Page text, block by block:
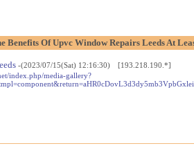
Benefits Of Upvc Window Repairs Leeds At
-(2023/07/15(Sat) 12:16:30) [193.218.190.*]
index.php/media-gallery?